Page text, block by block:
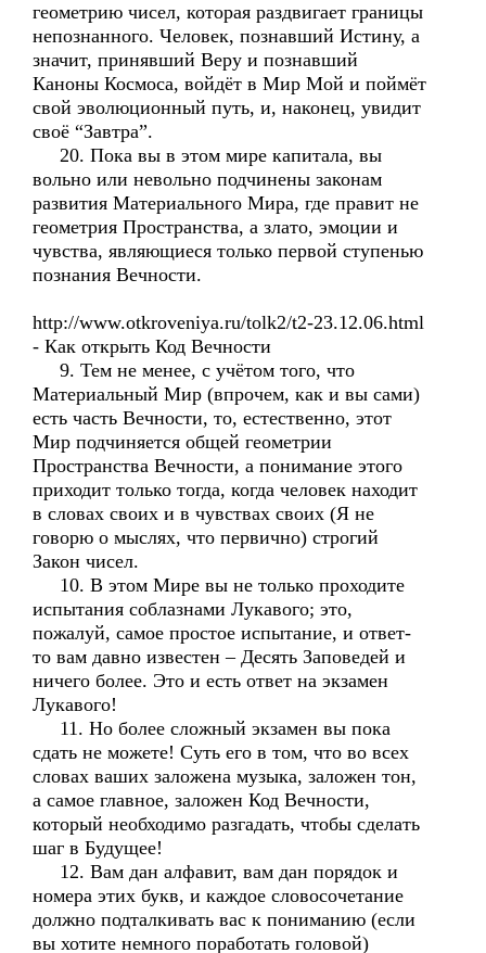
геометрию чисел, которая раздвигает границы
непознанного. Человек, познавший Истину, а
значит, принявший Веру и познавший
Каноны Космоса, войдёт в Мир Мой и поймёт
свой эволюционный путь, и, наконец, увидит
своё “Завтра”.
20. Пока вы в этом мире капитала, вы
вольно или невольно подчинены законам
развития Материального Мира, где правит не
геометрия Пространства, а злато, эмоции и
чувства, являющиеся только первой ступенью
познания Вечности.
http://www.otkroveniya.ru/tolk2/t2-23.12.06.html
- Как открыть Код Вечности
9. Тем не менее, с учётом того, что
Материальный Мир (впрочем, как и вы сами)
есть часть Вечности, то, естественно, этот
Мир подчиняется общей геометрии
Пространства Вечности, а понимание этого
приходит только тогда, когда человек находит
в словах своих и в чувствах своих (Я не
говорю о мыслях, что первично) строгий
Закон чисел.
10. В этом Мире вы не только проходите
испытания соблазнами Лукавого; это,
пожалуй, самое простое испытание, и ответ-
то вам давно известен – Десять Заповедей и
ничего более. Это и есть ответ на экзамен
Лукавого!
11. Но более сложный экзамен вы пока
сдать не можете! Суть его в том, что во всех
словах ваших заложена музыка, заложен тон,
а самое главное, заложен Код Вечности,
который необходимо разгадать, чтобы сделать
шаг в Будущее!
12. Вам дан алфавит, вам дан порядок и
номера этих букв, и каждое словосочетание
должно подталкивать вас к пониманию (если
вы хотите немного поработать головой)